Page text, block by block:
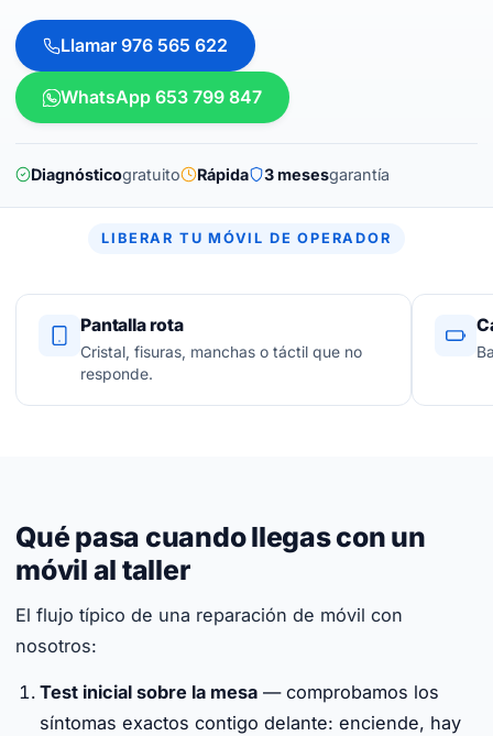
Llamar 976 565 622
WhatsApp 653 799 847
Diagnósticogratuito Rápida 3 mesesgarantía
LIBERAR TU MÓVIL DE OPERADOR
Pantalla rota
Cristal, fisuras, manchas o táctil que no
responde.
Qué pasa cuando llegas con un
móvil al taller
El flujo típico de una reparación de móvil con
nosotros:
Test inicial sobre la mesa — comprobamos los
síntomas exactos contigo delante: enciende, hay